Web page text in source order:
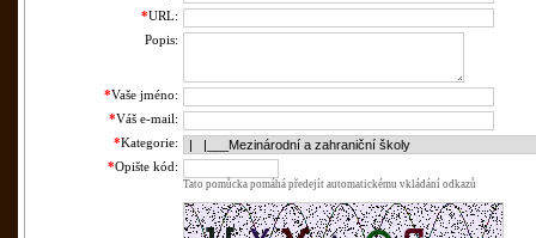
*URL:
Popis:
*Vaše jméno:
*Váš e-mail:
*Kategorie:
*Opište kód:
Tato pomůcka pomáhá předejít automatickému vkládání odkazů